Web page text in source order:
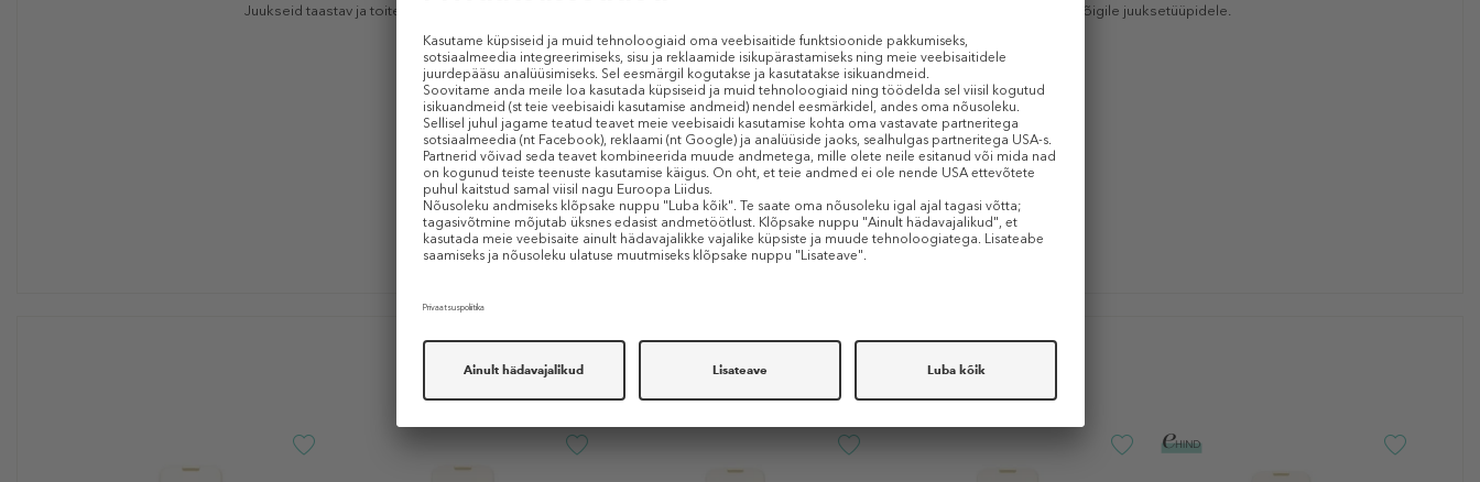
Juukseid taastav ja toitev šampoon: kaitseb kuni 220°C kuumuse eest ning aitab parandada ja taastada juuste struktuuri. Sobib kõigile juuksetüüpidele.
TOOTE OMADUSED
Sarnased tooted